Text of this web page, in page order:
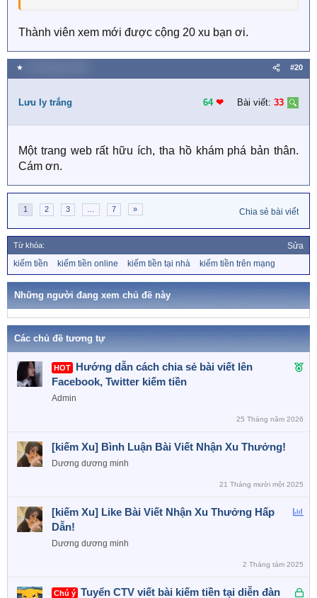
1 đ.
, cứ có người xem là bạn
có tiền, tích tiểu thành đại, mỗi ngày 1 ít.
Đây là bằng chứng rút tiền của các thành viên.
Thành viên xem mới được cộng 20 xu bạn ơi.
★ #20
Lưu ly trắng 64 ❤︎ Bài viết: 33
Một trang web rất hữu ích, tha hồ khám phá bản thân.
Cám ơn.
1 2 3 7 » Chia sẻ bài viết
Từ khóa: Sửa
ừ
k
kiếm tiền kiếm tiền online kiếm tiền tại nhà kiếm tiền trên mạng
Những người đang xem chủ đề này
Các chủ đề tương tự
F
HOT
Hướng dẫn cách chia sẻ bài viết lên
Facebook, Twitter kiếm tiền
Admin
25 Tháng năm 2026
[kiếm Xu] Bình Luận Bài Viết Nhận Xu Thưởng!
Dương dương minh
21 Tháng mười một 2025
[kiếm Xu] Like Bài Viết Nhận Xu Thưởng Hấp
Dẫn!
Dương dương minh
2 Tháng tám 2025
Đ
Chú ý Tuyển CTV viết bài kiếm tiền tại diễn đàn